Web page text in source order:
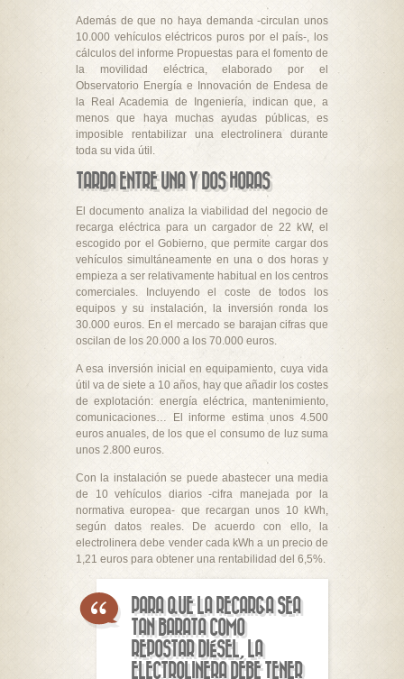
Además de que no haya demanda -circulan unos
10.000 vehículos eléctricos puros por el país-, los
cálculos del informe Propuestas para el fomento de
la movilidad eléctrica, elaborado por el
Observatorio Energía e Innovación de Endesa de
la Real Academia de Ingeniería, indican que, a
menos que haya muchas ayudas públicas, es
imposible rentabilizar una electrolinera durante
toda su vida útil.
TARDA ENTRE UNA Y DOS HORAS
El documento analiza la viabilidad del negocio de
recarga eléctrica para un cargador de 22 kW, el
escogido por el Gobierno, que permite cargar dos
vehículos simultáneamente en una o dos horas y
empieza a ser relativamente habitual en los centros
comerciales. Incluyendo el coste de todos los
equipos y su instalación, la inversión ronda los
30.000 euros. En el mercado se barajan cifras que
oscilan de los 20.000 a los 70.000 euros.
A esa inversión inicial en equipamiento, cuya vida
útil va de siete a 10 años, hay que añadir los costes
de explotación: energía eléctrica, mantenimiento,
comunicaciones… El informe estima unos 4.500
euros anuales, de los que el consumo de luz suma
unos 2.800 euros.
Con la instalación se puede abastecer una media
de 10 vehículos diarios -cifra manejada por la
normativa europea- que recargan unos 10 kWh,
según datos reales. De acuerdo con ello, la
electrolinera debe vender cada kWh a un precio de
1,21 euros para obtener una rentabilidad del 6,5%.
PARA QUE LA RECARGA SEA
TAN BARATA COMO
REPOSTAR DIÉSEL, LA
ELECTROLINERA DEBE TENER